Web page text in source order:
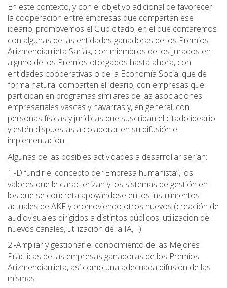
En este contexto, y con el objetivo adicional de favorecer
la cooperación entre empresas que compartan ese
ideario, promovemos el Club citado, en el que contaremos
con algunas de las entidades ganadoras de los Premios
Arizmendiarrieta Sariak, con miembros de los Jurados en
alguno de los Premios otorgados hasta ahora, con
entidades cooperativas o de la Economía Social que de
forma natural comparten el ideario, con empresas que
participan en programas similares de las asociaciones
empresariales vascas y navarras y, en general, con
personas físicas y jurídicas que suscriban el citado ideario
y estén dispuestas a colaborar en su difusión e
implementación.
Algunas de las posibles actividades a desarrollar serían:
1.-Difundir el concepto de “Empresa humanista”, los
valores que le caracterizan y los sistemas de gestión en
los que se concreta apoyándose en los instrumentos
actuales de AKF y promoviendo otros nuevos (creación de
audiovisuales dirigidos a distintos públicos, utilización de
nuevos canales, utilización de la IA,…)
2.-Ampliar y gestionar el conocimiento de las Mejores
Prácticas de las empresas ganadoras de los Premios
Arizmendiarrieta, así como una adecuada difusión de las
mismas.